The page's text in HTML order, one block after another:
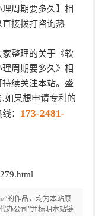
周期要多久】相
接拨打咨询热
家整理的关于《软
周期要多久》相
续关注本站。盛
,如果想申请专利的
： 173-2481-
”的作品，均为本站原
办公司”并标明本站链